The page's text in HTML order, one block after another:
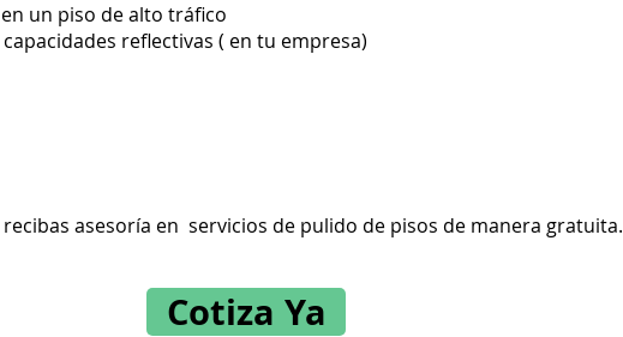
un piso de alto tráfico
reflectivas ( en tu empresa)
asesoría en servicios de pulido de pisos de manera gratuita.
Cotiza Ya